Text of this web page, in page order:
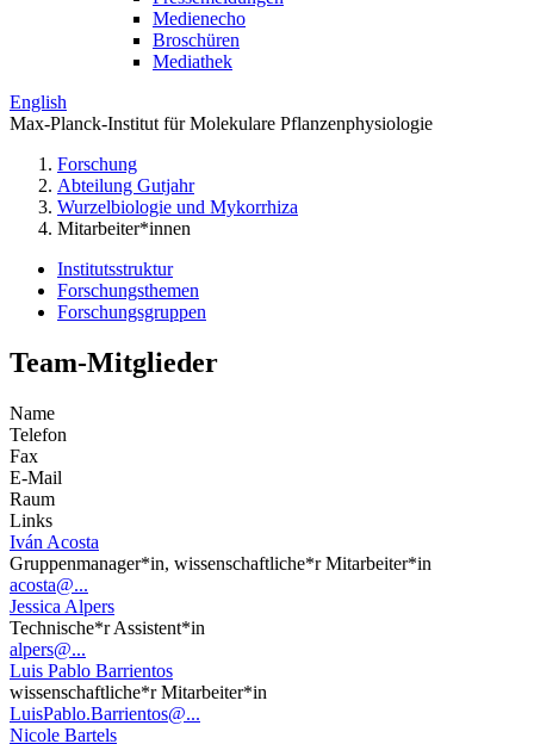
Medienecho
Broschüren
Mediathek
English
Max-Planck-Institut für Molekulare Pflanzenphysiologie
Forschung
Abteilung Gutjahr
Wurzelbiologie und Mykorrhiza
Mitarbeiter*innen
Institutsstruktur
Forschungsthemen
Forschungsgruppen
Team-Mitglieder
Name
Telefon
Fax
E-Mail
Raum
Links
Iván Acosta
Gruppenmanager*in, wissenschaftliche*r Mitarbeiter*in
acosta@...
Jessica Alpers
Technische*r Assistent*in
alpers@...
Luis Pablo Barrientos
wissenschaftliche*r Mitarbeiter*in
LuisPablo.Barrientos@...
Nicole Bartels